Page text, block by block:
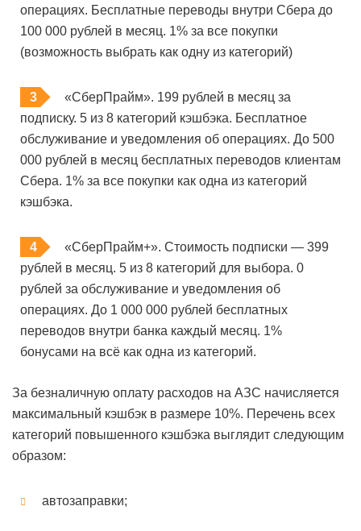
операциях. Бесплатные переводы внутри Сбера до
100 000 рублей в месяц. 1% за все покупки
(возможность выбрать как одну из категорий)
«СберПрайм». 199 рублей в месяц за
подписку. 5 из 8 категорий кэшбэка. Бесплатное
обслуживание и уведомления об операциях. До 500
000 рублей в месяц бесплатных переводов клиентам
Сбера. 1% за все покупки как одна из категорий
кэшбэка.
«СберПрайм+». Стоимость подписки — 399
рублей в месяц. 5 из 8 категорий для выбора. 0
рублей за обслуживание и уведомления об
операциях. До 1 000 000 рублей бесплатных
переводов внутри банка каждый месяц. 1%
бонусами на всё как одна из категорий.
За безналичную оплату расходов на АЗС начисляется
максимальный кэшбэк в размере 10%. Перечень всех
категорий повышенного кэшбэка выглядит следующим
образом:
автозаправки;